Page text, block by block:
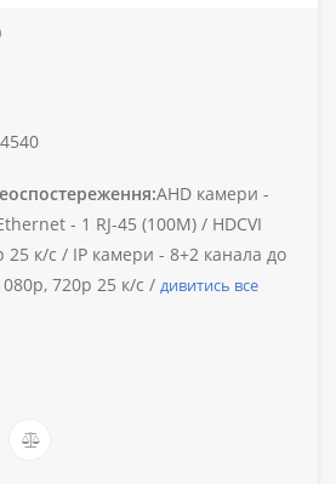
AHD камери -
- 1 RJ-45 (100М) / HDCVI
25 к/с / IP камери - 8+2 канала до
720p 25 к/с / дивитись все